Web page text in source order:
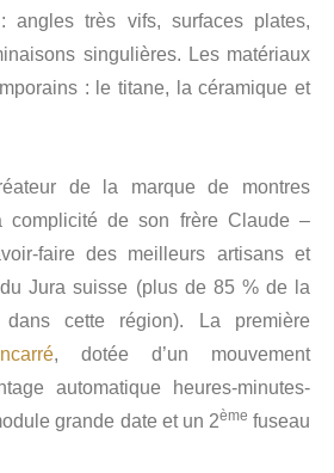
angles très vifs, surfaces plates,
singulières. Les matériaux
: le titane, la céramique et
de la marque de montres
complicité de son frère Claude –
faire des meilleurs artisans et
Jura suisse (plus de 85 % de la
cette région). La première
, dotée d’un mouvement
automatique heures-minutes-
grande date et un 2ème fuseau